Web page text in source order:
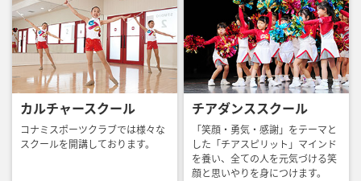
カルチャースクール
コナミスポーツクラブでは様々な
スクールを開講しております。
チアダンススクール
「笑顔・勇気・感謝」をテーマと
した「チアスピリット」マインド
を養い、全ての人を元気づける笑
顔と思いやりを身につけます。